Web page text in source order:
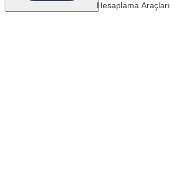
Hesaplama Araçları